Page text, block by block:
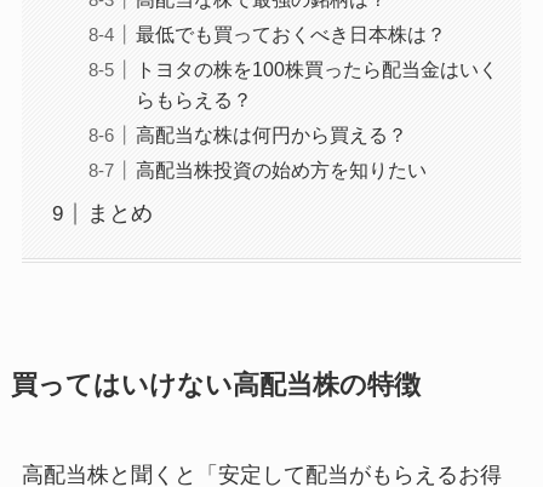
最低でも買っておくべき日本株は？
トヨタの株を100株買ったら配当金はいく
らもらえる？
高配当な株は何円から買える？
高配当株投資の始め方を知りたい
まとめ
買ってはいけない高配当株の特徴
高配当株と聞くと「安定して配当がもらえるお得